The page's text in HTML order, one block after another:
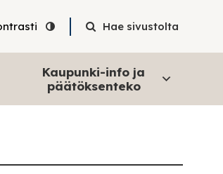
Hae sivustolta
Kaupunki-info ja
päätöksenteko